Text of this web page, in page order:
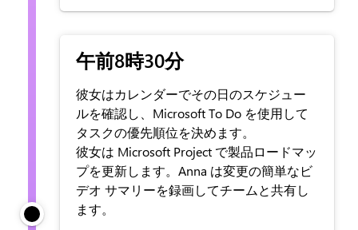
午前8時30分
彼女はカレンダーでその日のスケジュー
ルを確認し、Microsoft To Do を使用して
タスクの優先順位を決めます。
彼女は Microsoft Project で製品ロードマッ
プを更新します。Anna は変更の簡単なビ
デオ サマリーを録画してチームと共有し
ます。